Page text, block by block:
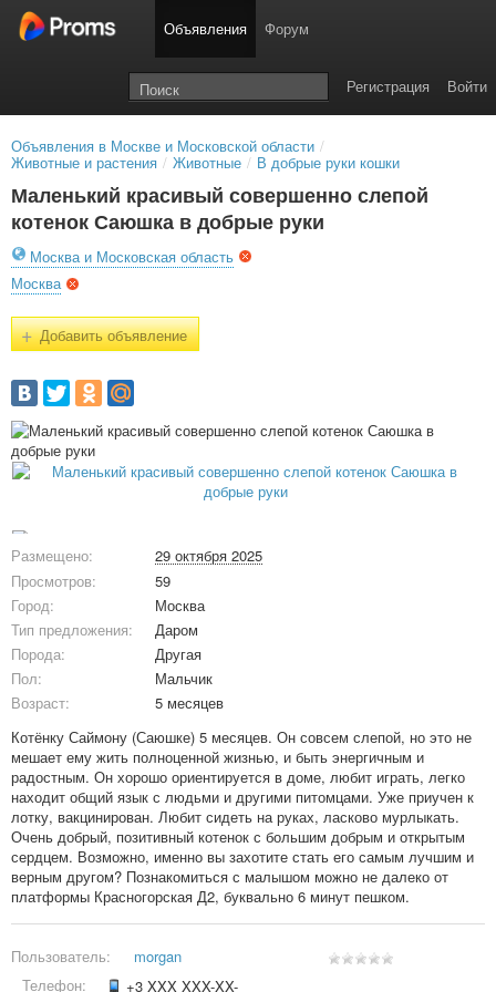
Объявления Форум
Войти
Регистрация
Объявления в Москве и Московской области /
Животные и растения / Животные / В добрые руки кошки
Маленький красивый совершенно слепой
котенок Саюшка в добрые руки
Москва и Московская область
Москва
+Добавить объявление
Размещено:
29 октября 2025
Просмотров:
59
Город:
Москва
Тип предложения:
Даром
Порода:
Другая
Пол:
Мальчик
Возраст:
5 месяцев
Котёнку Саймону (Саюшке) 5 месяцев. Он совсем слепой, но это не
мешает ему жить полноценной жизнью, и быть энергичным и
радостным. Он хорошо ориентируется в доме, любит играть, легко
находит общий язык с людьми и другими питомцами. Уже приучен к
лотку, вакцинирован. Любит сидеть на руках, ласково мурлыкать.
Очень добрый, позитивный котенок с большим добрым и открытым
сердцем. Возможно, именно вы захотите стать его самым лучшим и
верным другом? Познакомиться с малышом можно не далеко от
платформы Красногорская Д2, буквально 6 минут пешком.
Пользователь:
morgan
Телефон:
+3 XXX XXX-XX-